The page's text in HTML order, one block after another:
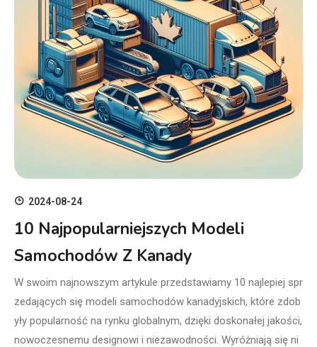
2024-08-24
10 Najpopularniejszych Modeli
Samochodów Z Kanady
W swoim najnowszym artykule przedstawiamy 10 najlepiej spr
zedających się modeli samochodów kanadyjskich, które zdob
yły popularność na rynku globalnym, dzięki doskonałej jakości,
nowoczesnemu designowi i niezawodności. Wyróżniają się ni